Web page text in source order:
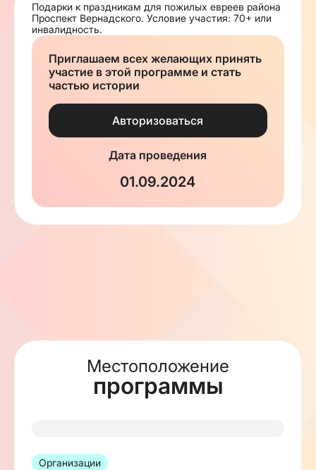
Подарки к праздникам для пожилых евреев района
Проспект Вернадского. Условие участия: 70+ или
инвалидность.
Приглашаем всех желающих принять
участие в этой программе и стать
частью истории
Авторизоваться
Дата проведения
01.09.2024
Местоположение
программы
Организации